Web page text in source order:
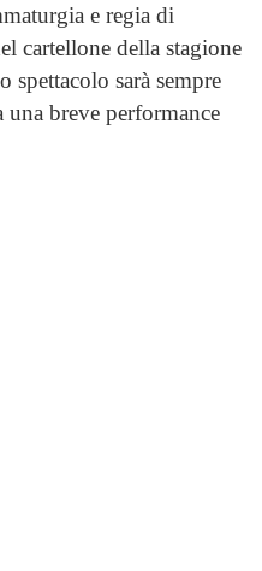
e regia di
cartellone della stagione
spettacolo sarà sempre
breve performance